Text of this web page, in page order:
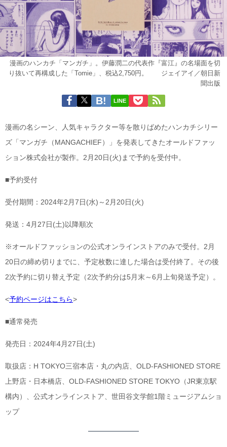
漫画のハンカチ「マンガチ」。伊藤潤二の代表作『富江』の名場面を切
り抜いて再構成した「Tomie」、税込2,750円。 ©ジェイアイ／朝日新
聞出版
LINE
漫画の名シーン、人気キャラクター等を散りばめたハンカチシリー
ズ「マンガチ（MANGACHIEF）」を発表してきたオールドファッ
ション株式会社が製作。2月20日(火)まで予約を受付中。
■予約受付
受付期間：2024年2月7日(水)～2月20日(火)
発送：4月27日(土)以降順次
※オールドファッションの公式オンラインストアのみで受付。2月
20日の締め切りまでに、予定枚数に達した場合は受付終了。その後
2次予約に切り替え予定（2次予約分は5月末～6月上旬発送予定）。
<予約ページはこちら>
■通常発売
発売日：2024年4月27日(土)
取扱店：H TOKYO三宿本店・丸の内店、OLD-FASHIONED STORE
上野店・日本橋店、OLD-FASHIONED STORE TOKYO（JR東京駅
構内）、公式オンラインストア、世田谷文学館1階ミュージアムショ
ップ